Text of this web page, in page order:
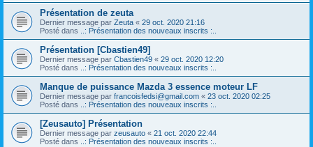
Présentation de zeuta
Dernier message par Zeuta « 29 oct. 2020 21:16
Posté dans
..: Présentation des nouveaux inscrits :..
Présentation [Cbastien49]
Dernier message par Cbastien49 « 29 oct. 2020 12:20
Posté dans
..: Présentation des nouveaux inscrits :..
Manque de puissance Mazda 3 essence moteur LF
Dernier message par francoisfedsi@gmail.com « 23 oct. 2020 02:25
Posté dans
..: Présentation des nouveaux inscrits :..
[Zeusauto] Présentation
Dernier message par zeusauto « 21 oct. 2020 22:44
Posté dans
..: Présentation des nouveaux inscrits :..